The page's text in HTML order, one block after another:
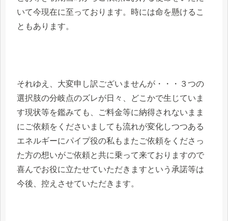
いて今現在に至っております。時には命を懸けるこ
ともあります。
それゆえ、大変申し訳ございませんが・・・３つの
選択肢の分岐点のズレが日々、どこかで生じていま
す現状等を鑑みても、ご料金等に納得されないまま
にご依頼をくださいましても流れが変化しつつある
エネルギーにパイプ役の私もまたご依頼をくださっ
た方の想いがご依頼と共に乗って来ておりますので
喜んでお役に立たせていただきますという承諾等は
今後、控えさせていただきます。